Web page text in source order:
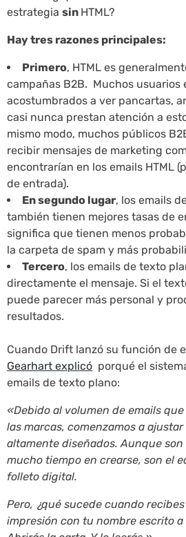
estrategia sin HTML?
Hay tres razones principales:
Primero, HTML es
campañas B2B. Muchos usuarios
acostumbrados a ver pancartas,
casi nunca prestan atención a
mismo modo, muchos públicos
recibir mensajes de marketing
encontrarían en los emails HTML
de entrada).
En segundo lugar, los emails
también tienen mejores tasas de
significa que tienen menos
la carpeta de spam y más
Tercero, los emails de texto
directamente el mensaje. Si el
puede parecer más personal y
resultados.
Cuando Drift lanzó su función de
Gearhart explicó porqué el
emails de texto plano:
«Debido al volumen de emails
las marcas, comenzamos a
altamente diseñados. Aunque
mucho tiempo en crearse, son el
folleto digital.
Pero, ¿qué sucede cuando
impresión con tu nombre escrito